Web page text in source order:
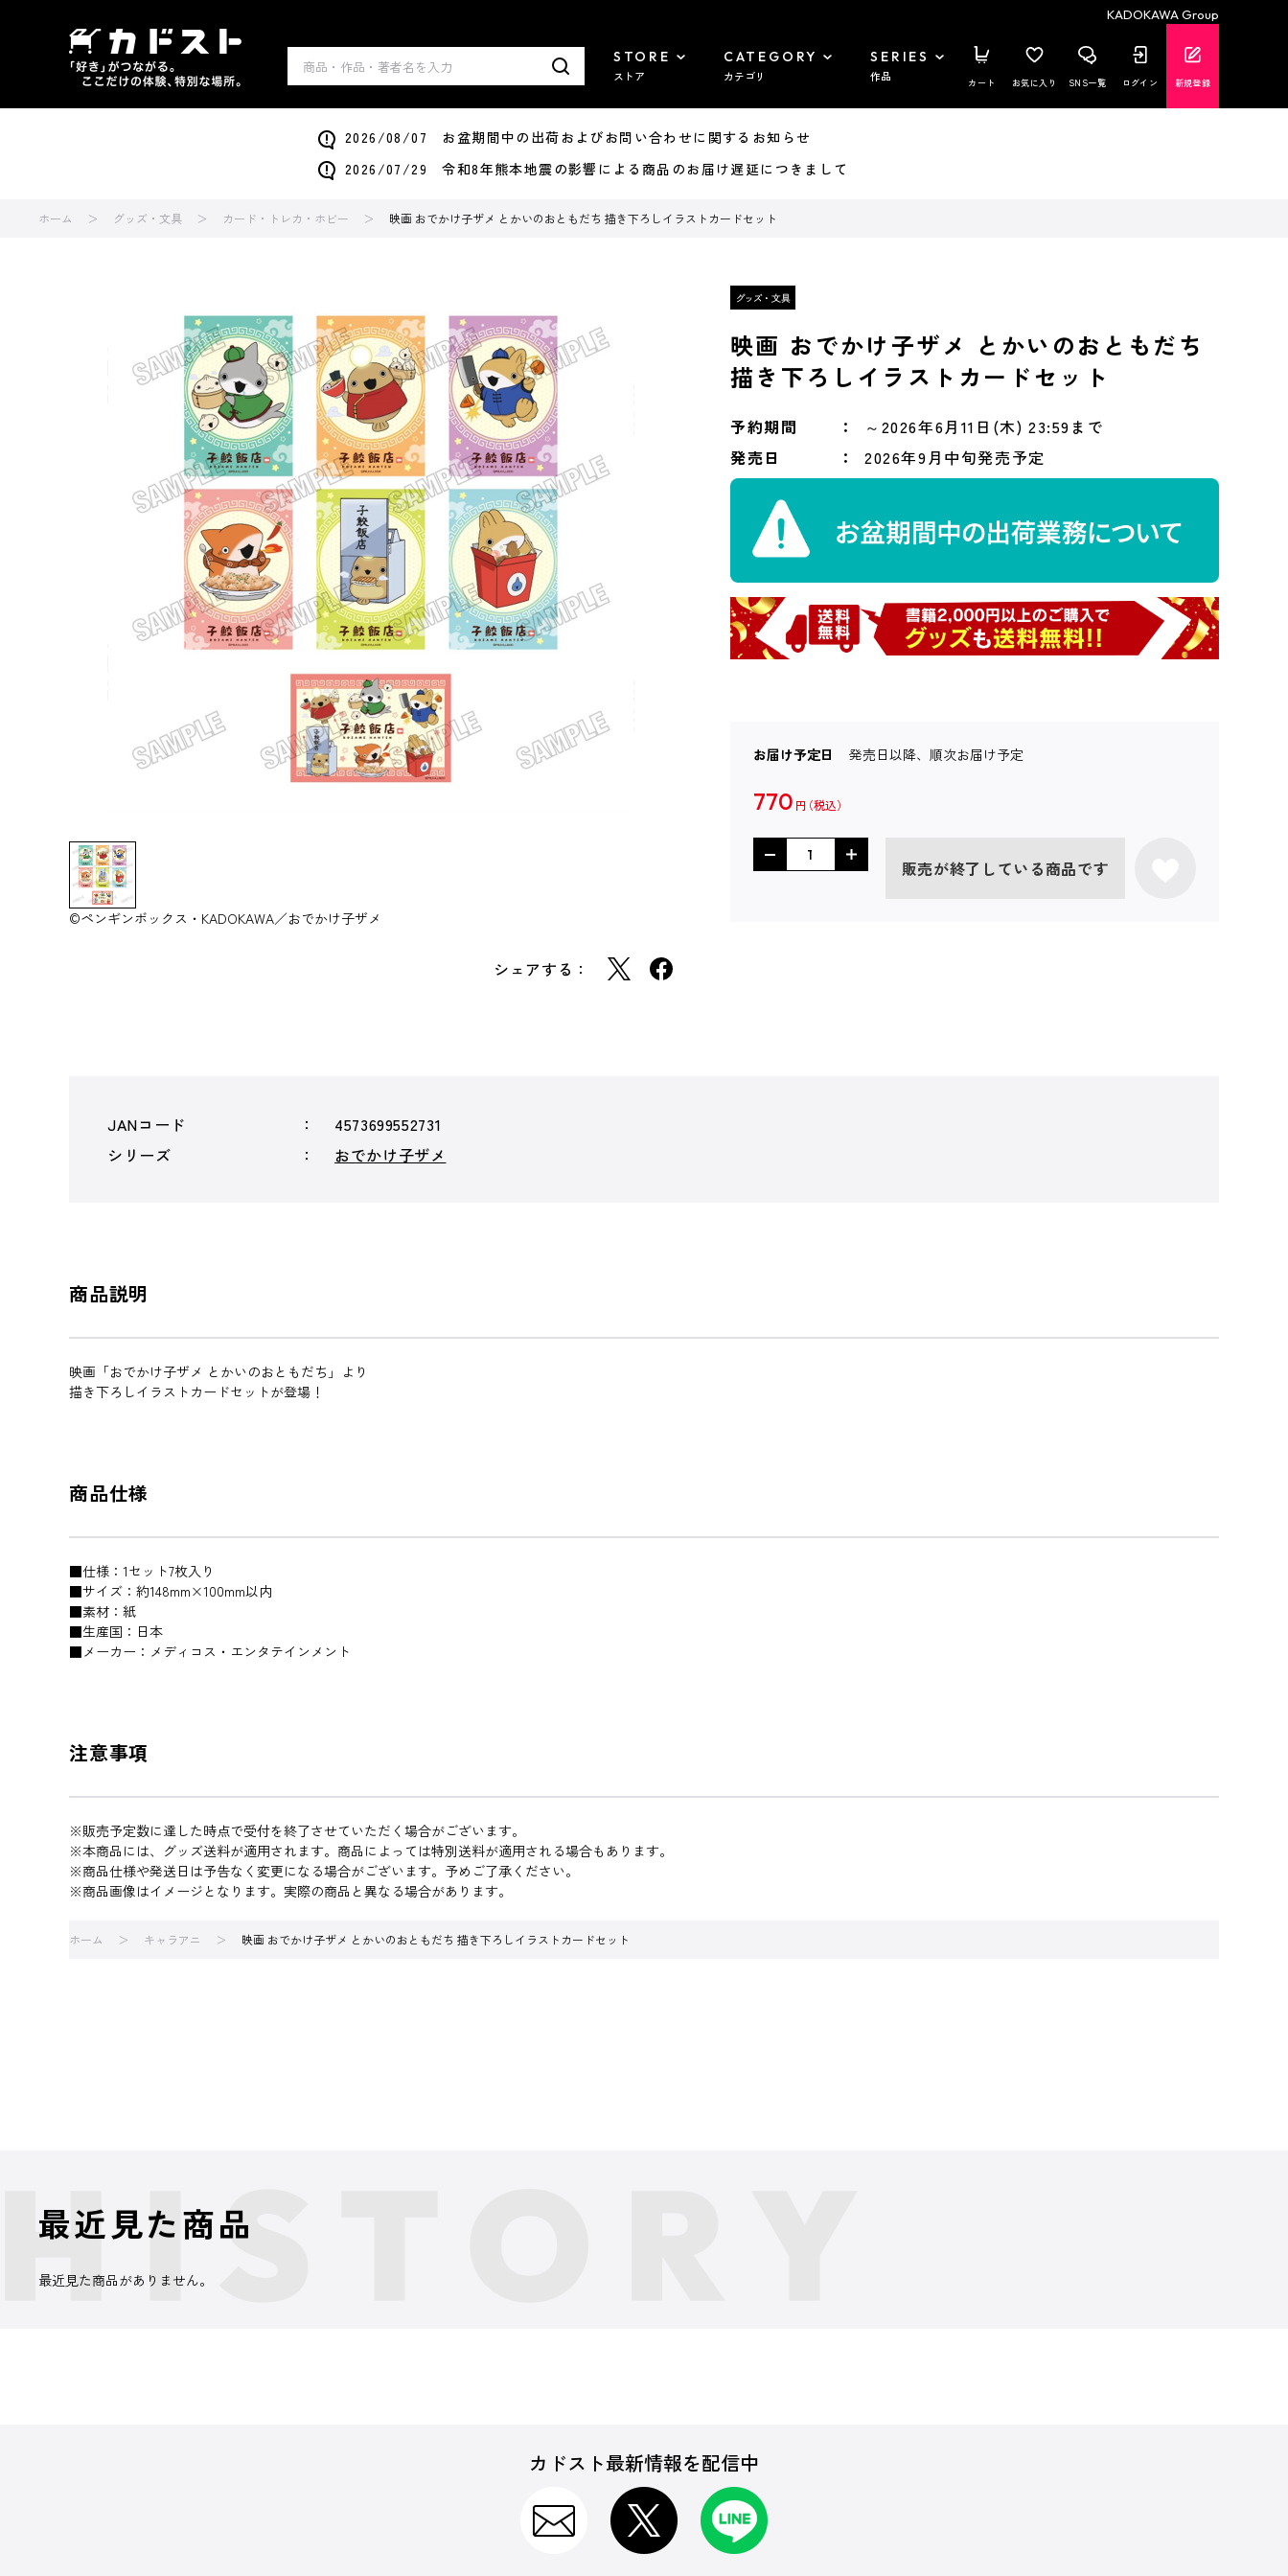
KADOKAWA Group
STORE
ストア
CATEGORY
カテゴリ
SERIES
作品 カート お気に入り SNS一覧 ログイン 新規登録
2026/08/07 お盆期間中の出荷およびお問い合わせに関するお知らせ
2026/07/29 令和8年熊本地震の影響による商品のお届け遅延につきまして
ホーム グッズ・文具 カード・トレカ・ホビー 映画 おでかけ子ザメ とかいのおともだち 描き下ろしイラストカードセット
©ペンギンボックス・KADOKAWA／おでかけ子ザメ
シェアする：
映画 おでかけ子ザメ とかいのおともだち
描き下ろしイラストカードセット
予約期間
～2026年6月11日(木) 23:59まで
発売日
2026年9月中旬発売予定
お届け予定日 発売日以降、順次お届け予定
770 円
販売が終了している商品です
JANコード
4573699552731
シリーズ
おでかけ子ザメ
商品説明
映画「おでかけ子ザメ とかいのおともだち」より
描き下ろしイラストカードセットが登場！
商品仕様
■仕様：1セット7枚入り
■サイズ：約148mm×100mm以内
■素材：紙
■生産国：日本
■メーカー：メディコス・エンタテインメント
注意事項
※販売予定数に達した時点で受付を終了させていただく場合がございます。
※本商品には、グッズ送料が適用されます。商品によっては特別送料が適用される場合もあります。
※商品仕様や発送日は予告なく変更になる場合がございます。予めご了承ください。
※商品画像はイメージとなります。実際の商品と異なる場合があります。
ホーム キャラアニ 映画 おでかけ子ザメ とかいのおともだち 描き下ろしイラストカードセット
最近見た商品
最近見た商品がありません。
カドスト最新情報を配信中